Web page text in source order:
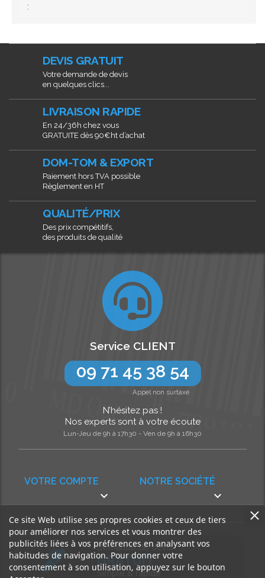
:
DEVIS GRATUIT
Votre demande de devis
en quelques clics...
LIVRAISON RAPIDE
En 24/36h chez vous
GRATUITE dès 90€ht d’achat
DOM-TOM & EXPORT
Paiement hors TVA possible
Règlement en HT
QUALITÉ/PRIX
Des prix compétitifs,
des produits de qualité
NOTRE SOCIÉTÉ

VOTRE COMPTE

Service CLIENT
09 71 45 38 54
Appel non surtaxé
N’hésitez pas !
Nos experts sont à votre écoute
Lun-Jeu de 9h à 17h30 - Ven de 9h à 16h30
Demande de devis
GRATUIT
Simple & rapide
Ce site Web utilise ses propres cookies et ceux de tiers
pour améliorer nos services et vous montrer des
publicités liées à vos préférences en analysant vos
habitudes de navigation. Pour donner votre
consentement à son utilisation, appuyez sur le bouton